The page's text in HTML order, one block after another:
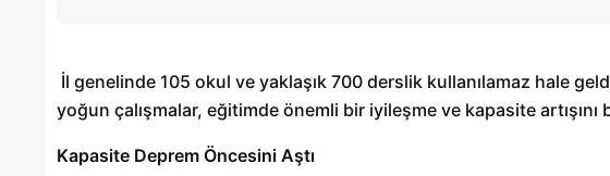
İl genelinde 105 okul ve yaklaşık 700 derslik kullanılamaz hale
yoğun çalışmalar, eğitimde önemli bir iyileşme ve kapasite
Kapasite Deprem Öncesini Aştı